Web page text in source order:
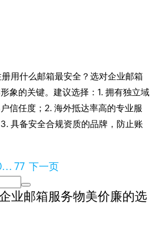
用什么邮箱最安全？选对企业邮箱
象的关键。建议选择：1. 拥有独立域
信任度；2. 海外抵达率高的专业服
具备安全合规资质的品牌，防止账
... 77 下一页
业邮箱服务物美价廉的选